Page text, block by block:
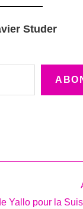
Studer
Yallo pour la